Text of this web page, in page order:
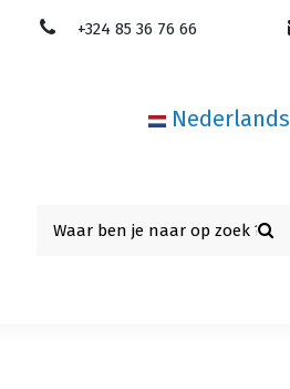
+324 85 36 76 66
Nederlands